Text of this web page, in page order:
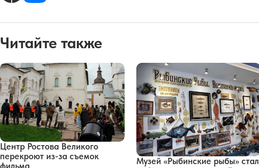
Читайте также
Центр Ростова Великого
перекроют из-за съемок
Музей «Рыбинские рыбы» стал